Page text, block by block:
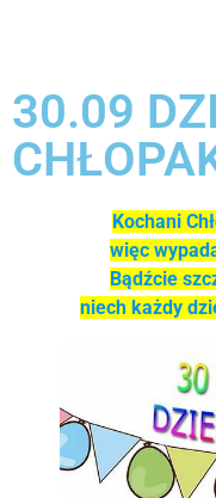
30.09
Kochani
więc
Bądźcie
niech każdy